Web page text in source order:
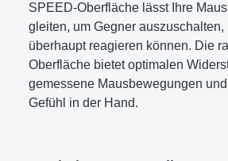
SPEED-Oberfläche lässt Ihre Maus
gleiten, um Gegner auszuschalten,
überhaupt reagieren können. Die
Oberfläche bietet optimalen
gemessene Mausbewegungen
Gefühl in der Hand.